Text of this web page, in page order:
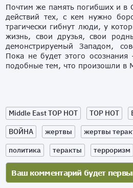
Почтим же память погибших и в
действий тех, с кем нужно
трагически гибнут люди, у
жизнь, свои друзья, свои
демонстрируемый Западом,
Пока не будет этого
подобные тем, что произошли в
Middle East TOP HOT TOP HOT
ВОЙНА
жертвы жертвы
политика
теракты терроризм